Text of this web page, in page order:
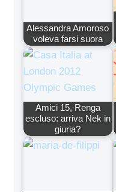
Alessandra Amoroso
voleva farsi suora
Amici 15, Renga
escluso: arriva Nek in
giuria?